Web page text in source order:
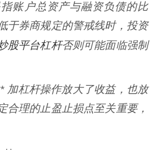
账户总资产与融资负债的比
于券商规定的警戒线时，投资
股平台杠杆否则可能面临强制
加杠杆操作放大了收益，也放
合理的止盈止损点至关重要，